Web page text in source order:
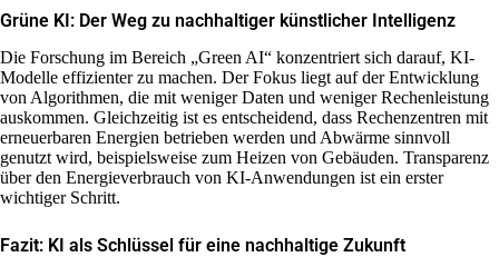
Grüne KI: Der Weg zu nachhaltiger künstlicher Intelligenz
Die Forschung im Bereich „Green AI“ konzentriert sich darauf, KI-
Modelle effizienter zu machen. Der Fokus liegt auf der Entwicklung
von Algorithmen, die mit weniger Daten und weniger Rechenleistung
auskommen. Gleichzeitig ist es entscheidend, dass Rechenzentren mit
erneuerbaren Energien betrieben werden und Abwärme sinnvoll
genutzt wird, beispielsweise zum Heizen von Gebäuden. Transparenz
über den Energieverbrauch von KI-Anwendungen ist ein erster
wichtiger Schritt.
Fazit: KI als Schlüssel für eine nachhaltige Zukunft